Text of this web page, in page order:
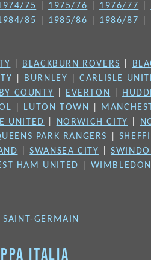
75 1975/76 1976/77
85 1985/86 1986/87
BLACKBURN ROVERS
BURNLEY |CARLISLE
COUNTY EVERTON
LUTON TOWN
UNITED NORWICH CITY
PARK RANGERS
|SWANSEA CITY |
HAM UNITED WIMBLEDON
SAINT-GERMAIN
ITALIA